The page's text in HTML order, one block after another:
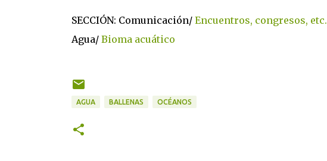
SECCIÓN: Comunicación/ Encuentros, congresos, etc.
Agua/ Bioma acuático
AGUA BALLENAS OCÉANOS